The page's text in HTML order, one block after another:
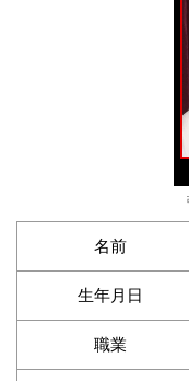
名前
生年月日
職業